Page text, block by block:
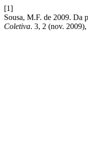
[1]
Sousa, M.F. de 2009. Da
Coletiva. 3, 2 (nov. 2009),